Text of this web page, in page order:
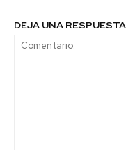
DEJA UNA RESPUESTA